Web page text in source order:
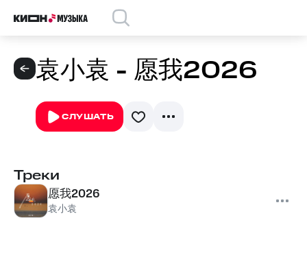
袁小袁 - 愿我2026
СЛУШАТЬ
Треки
愿我2026
袁小袁